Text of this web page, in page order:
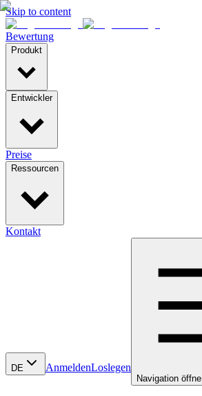
Skip to content
Bewertung
Produkt
Entwickler
Preise
Ressourcen
Kontakt
DE AnmeldenLoslegen
Navigation